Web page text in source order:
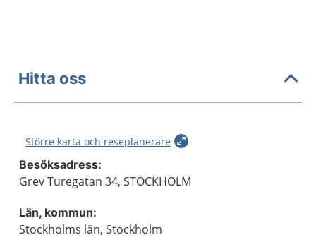
Hitta oss
Större karta och reseplanerare
Besöksadress:
Grev Turegatan 34, STOCKHOLM
Län, kommun:
Stockholms län, Stockholm